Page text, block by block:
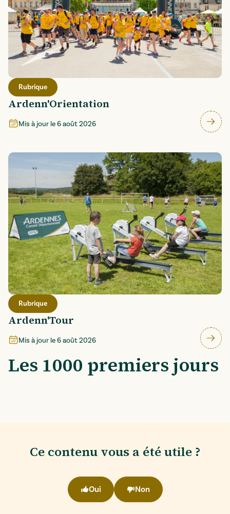
Rubrique
Ardenn'Orientation
Mis à jour le6 août 2026
Rubrique
Ardenn'Tour
Mis à jour le6 août 2026
Les 1000 premiers jours
Ce contenu vous a été utile ?
Oui Non